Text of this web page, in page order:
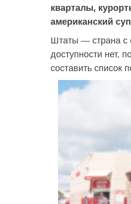
кварталы,
американский
Штаты — страна с
доступности нет,
составить список